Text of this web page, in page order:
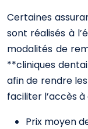
Certaines
sont réalisés à
modalités de
**cliniques
afin de rendre
faciliter l’accès
Prix moyen